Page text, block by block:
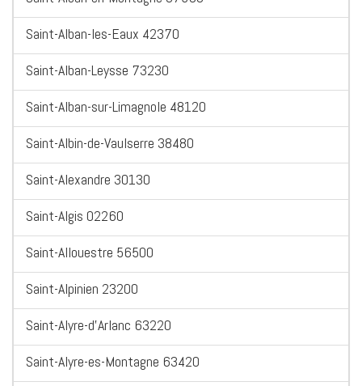
Saint-Alban-les-Eaux 42370
Saint-Alban-Leysse 73230
Saint-Alban-sur-Limagnole 48120
Saint-Albin-de-Vaulserre 38480
Saint-Alexandre 30130
Saint-Algis 02260
Saint-Allouestre 56500
Saint-Alpinien 23200
Saint-Alyre-d'Arlanc 63220
Saint-Alyre-es-Montagne 63420